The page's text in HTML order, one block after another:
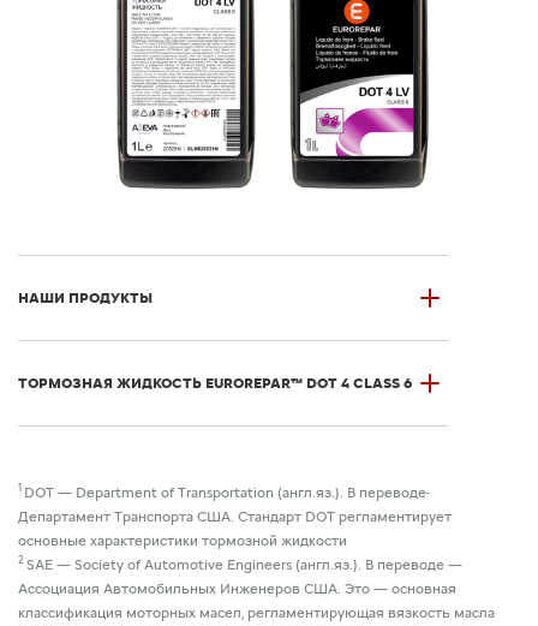
НАШИ ПРОДУКТЫ
ТОРМОЗНАЯ ЖИДКОСТЬ EUROREPAR™ DOT 4 CLASS 6
1 DOT — Department of Transportation (англ.яз.). В переводе-
Департамент Транспорта США. Стандарт DOT регламентирует
основные характеристики тормозной жидкости
2 SAE — Society of Automotive Engineers (англ.яз.). В переводе —
Ассоциация Автомобильных Инженеров США. Это — основная
классификация моторных масел, регламентирующая вязкость масла